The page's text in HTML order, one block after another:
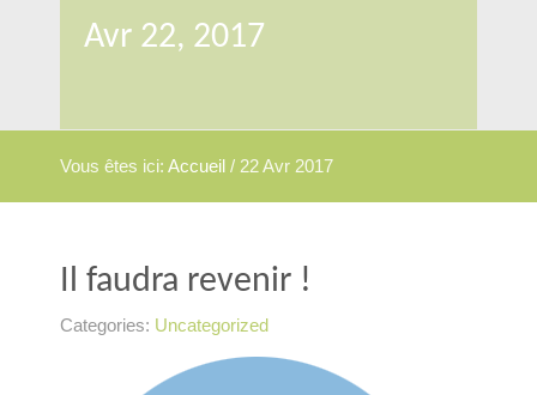
Avr 22, 2017
Vous êtes ici: Accueil / 22 Avr 2017
Il faudra revenir !
Categories: Uncategorized